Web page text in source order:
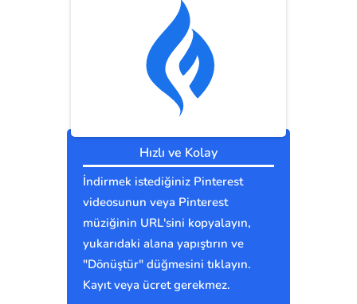
Hızlı ve Kolay
İndirmek istediğiniz Pinterest
videosunun veya Pinterest
müziğinin URL'sini kopyalayın,
yukarıdaki alana yapıştırın ve
"Dönüştür" düğmesini tıklayın.
Kayıt veya ücret gerekmez.